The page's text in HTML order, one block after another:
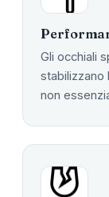
Gli occhiali
stabilizzano
non